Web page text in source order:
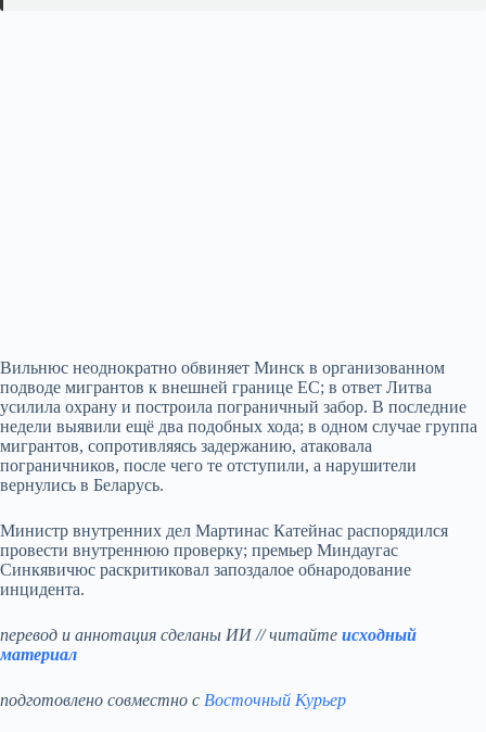
Вильнюс неоднократно обвиняет Минск в организованном
подводе мигрантов к внешней границе ЕС; в ответ Литва
усилила охрану и построила пограничный забор. В последние
недели выявили ещё два подобных хода; в одном случае группа
мигрантов, сопротивляясь задержанию, атаковала
пограничников, после чего те отступили, а нарушители
вернулись в Беларусь.
Министр внутренних дел Мартинас Катейнас распорядился
провести внутреннюю проверку; премьер Миндаугас
Синкявичюс раскритиковал запоздалое обнародование
инцидента.
перевод и аннотация сделаны ИИ // читайте исходный
материал
подготовлено совместно с Восточный Курьер